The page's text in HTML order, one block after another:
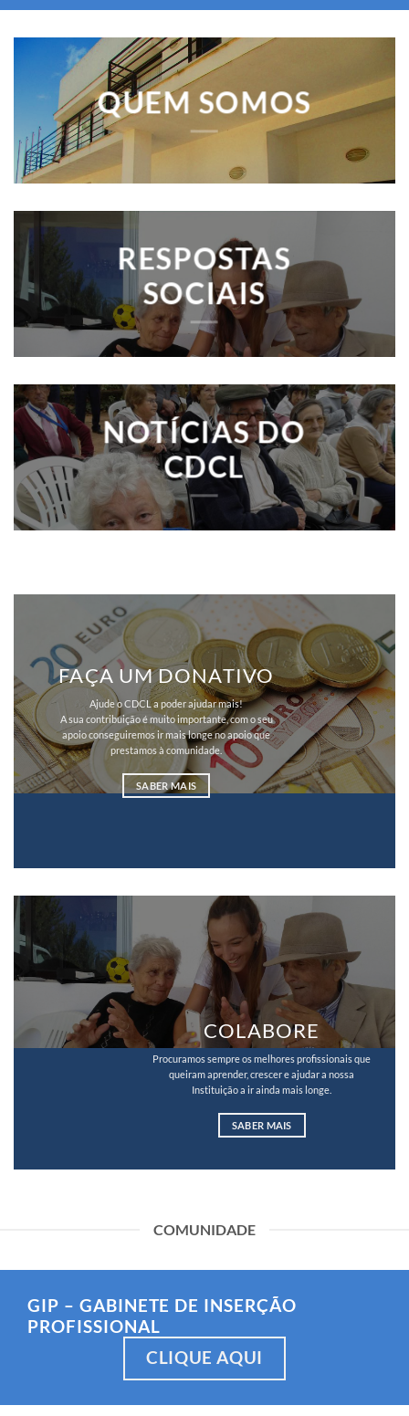
QUEM SOMOS
RESPOSTAS
SOCIAIS
NOTÍCIAS DO
CDCL
FAÇA UM DONATIVO
Ajude o CDCL a poder ajudar mais!
A sua contribuição é muito importante, com o seu
apoio conseguiremos ir mais longe no apoio que
prestamos à comunidade.
SABER MAIS
COLABORE
Procuramos sempre os melhores profissionais que
queiram aprender, crescer e ajudar a nossa
Instituição a ir ainda mais longe.
SABER MAIS
COMUNIDADE
GIP – GABINETE DE INSERÇÃO
PROFISSIONAL
CLIQUE AQUI